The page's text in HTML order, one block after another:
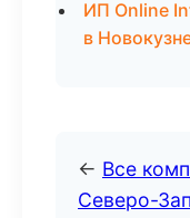
ИП Online
в
← Все
Северо-